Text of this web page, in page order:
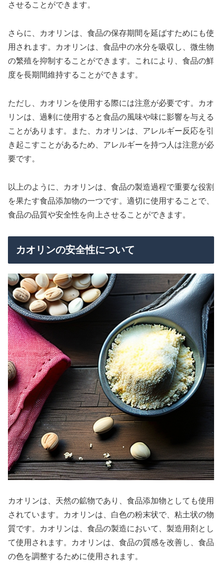
させることができます。
さらに、カオリンは、食品の保存期間を延ばすためにも使
用されます。カオリンは、食品中の水分を吸収し、微生物
の繁殖を抑制することができます。これにより、食品の鮮
度を長期間維持することができます。
ただし、カオリンを使用する際には注意が必要です。カオ
リンは、過剰に使用すると食品の風味や味に影響を与える
ことがあります。また、カオリンは、アレルギー反応を引
き起こすことがあるため、アレルギーを持つ人は注意が必
要です。
以上のように、カオリンは、食品の製造過程で重要な役割
を果たす食品添加物の一つです。適切に使用することで、
食品の品質や安全性を向上させることができます。
カオリンの安全性について
カオリンは、天然の鉱物であり、食品添加物としても使用
されています。カオリンは、白色の粉末状で、粘土状の物
質です。カオリンは、食品の製造において、製造用剤とし
て使用されます。カオリンは、食品の質感を改善し、食品
の色を調整するために使用されます。